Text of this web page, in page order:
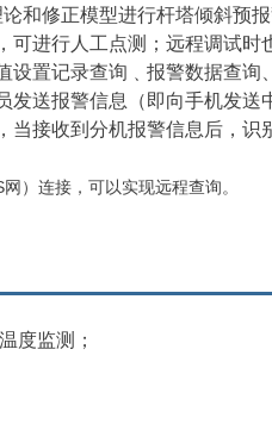
和修正模型进行杆塔倾斜预报
进行人工点测；远程调试时
置记录查询﹑报警数据查询
发送报警信息（ 即向手机发送
接收到分机报警信息后，识
网）连接，可以实现远程查询。
度监测；